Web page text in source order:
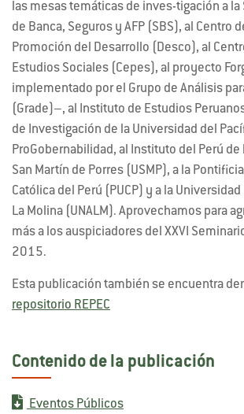
las mesas temáticas de inves-tigación a
de Banca, Seguros y AFP (SBS), al Centro
Promoción del Desarrollo (Desco), al
Estudios Sociales (Cepes), al proyecto
implementado por el Grupo de Análisis
(Grade)–, al Instituto de Estudios
de Investigación de la Universidad del
ProGobernabilidad, al Instituto del Perú de
San Martín de Porres (USMP), a la
Católica del Perú (PUCP) y a la
La Molina (UNALM). Aprovechamos para
más a los auspiciadores del XXVI
2015.
Esta publicación también se encuentra
repositorio REPEC
Contenido de la publicación
Eventos Públicos